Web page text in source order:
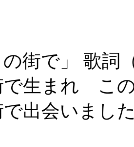
街で」 歌詞
で生まれ こ
で出会いま